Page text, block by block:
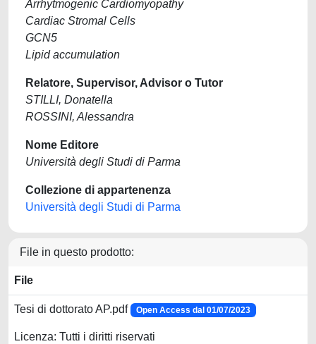
Arrhytmogenic Cardiomyopathy
Cardiac Stromal Cells
GCN5
Lipid accumulation
Relatore, Supervisor, Advisor o Tutor
STILLI, Donatella
ROSSINI, Alessandra
Nome Editore
Università degli Studi di Parma
Collezione di appartenenza
Università degli Studi di Parma
File in questo prodotto:
File
Tesi di dottorato AP.pdf Open Access dal 01/07/2023
Licenza: Tutti i diritti riservati